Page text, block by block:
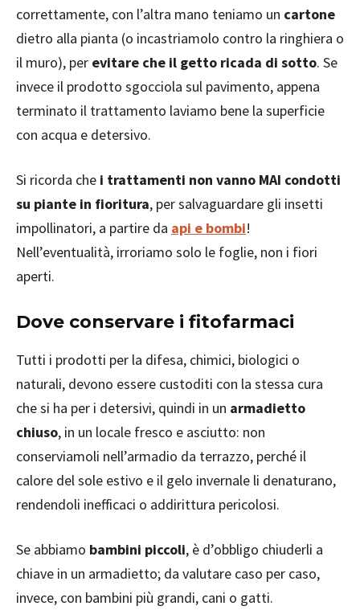
correttamente, con l’altra mano teniamo un cartone
dietro alla pianta (o incastriamolo contro la ringhiera o
il muro), per evitare che il getto ricada di sotto. Se
invece il prodotto sgocciola sul pavimento, appena
terminato il trattamento laviamo bene la superficie
con acqua e detersivo.
Si ricorda che i trattamenti non vanno MAI condotti
su piante in fioritura, per salvaguardare gli insetti
impollinatori, a partire da api e bombi!
Nell’eventualità, irroriamo solo le foglie, non i fiori
aperti.
Dove conservare i fitofarmaci
Tutti i prodotti per la difesa, chimici, biologici o
naturali, devono essere custoditi con la stessa cura
che si ha per i detersivi, quindi in un armadietto
chiuso, in un locale fresco e asciutto: non
conserviamoli nell’armadio da terrazzo, perché il
calore del sole estivo e il gelo invernale li denaturano,
rendendoli inefficaci o addirittura pericolosi.
Se abbiamo bambini piccoli, è d’obbligo chiuderli a
chiave in un armadietto; da valutare caso per caso,
invece, con bambini più grandi, cani o gatti.